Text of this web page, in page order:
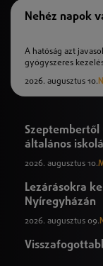
Nehéz napok
A hatóság azt
gyógyszeres
2026. augusztus 10.
általános
2026. augusztus 10.
Lezárásokra
Nyíregyházán
2026. augusztus 09.